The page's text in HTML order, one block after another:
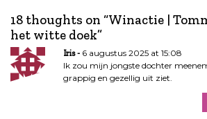
c
h
t
n
a
18 thoughts on “Winactie |
het witte doek”
Iris
6 augustus 2025 at 15:08
Ik zou mijn jongste dochter
grappig en gezellig uit ziet.